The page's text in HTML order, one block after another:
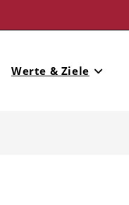
Werte & Ziele